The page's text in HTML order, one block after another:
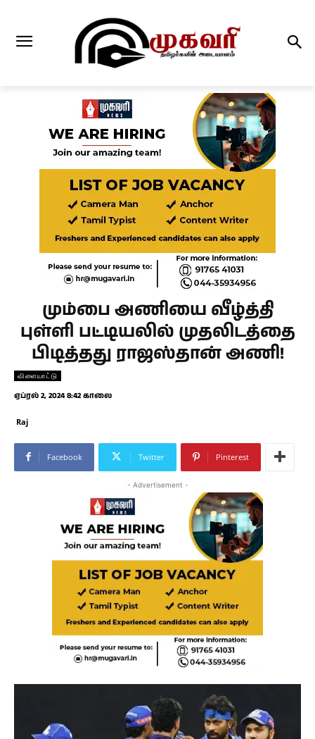
மும்பை அணியை வீழ்த்தி
புள்ளி பட்டியலில் முதலிடத்தை
பிடித்தது ராஜஸ்தான் அணி!
விளையாட்டு
ஏப்ரல் 2, 2024 8:42 காலை
Raj
Facebook Twitter Pinterest
- Advertisement -